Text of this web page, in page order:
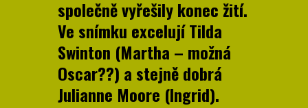
společně vyřešily konec žití.
Ve snímku excelují Tilda
Swinton (Martha – možná
Oscar??) a stejně dobrá
Julianne Moore (Ingrid).